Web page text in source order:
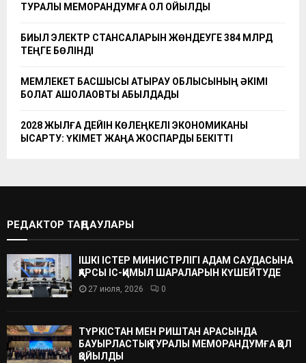
ТУРАЛЫ МЕМОРАНДУМҒА ҚОЛ ҚОЙЫЛДЫ
БИЫЛ ЭЛЕКТР СТАНСАЛАРЫН ЖӨНДЕУГЕ 384 МЛРД
ТЕҢГЕ БӨЛІНДІ
МЕМЛЕКЕТ БАСШЫСЫ АТЫРАУ ОБЛЫСЫНЫҢ ӘКІМІ
БОЛАТ АҚШОЛАҚОВТЫ ҚАБЫЛДАДЫ
2028 ЖЫЛҒА ДЕЙІН КӨЛЕҢКЕЛІ ЭКОНОМИКАНЫ
ҚЫСҚАРТУ: ҮКІМЕТ ЖАҢА ЖОСПАРДЫ БЕКІТТІ
РЕДАКТОР ТАҢДАУЛАРЫ
ІШКІ ІСТЕР МИНИСТРЛІГІ АДАМ САУДАСЫНА
ҚАРСЫ ІС-ҚИМЫЛ ШАРАЛАРЫН КҮШЕЙТУДЕ
27 июля, 2026 0
ТҮРКІСТАН МЕН РИШТАН АРАСЫНДА
БАУЫРЛАСТЫҚ ТУРАЛЫ МЕМОРАНДУМҒА ҚОЛ
ҚОЙЫЛДЫ